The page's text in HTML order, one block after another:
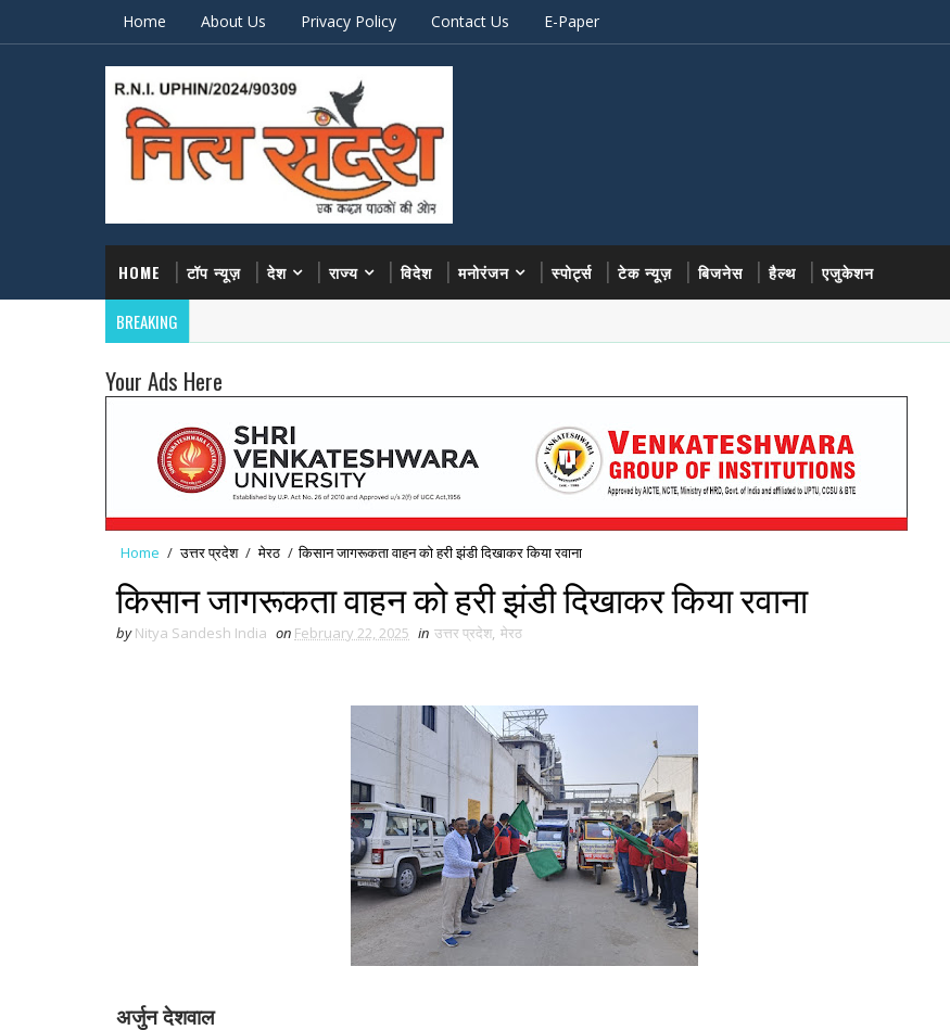
Home About Us Privacy Policy Contact Us E-Paper
HOME टॉप न्यूज़ देश राज्य विदेश मनोरंजन स्पोर्ट्स टेक न्यूज़ बिजनेस हैल्थ एजुकेशन
BREAKING
Your Ads Here
Home / उत्तर प्रदेश / मेरठ / किसान जागरूकता वाहन को हरी झंडी दिखाकर किया रवाना
किसान जागरूकता वाहन को हरी झंडी दिखाकर किया रवाना
by Nitya Sandesh India on February 22, 2025 in उत्तर प्रदेश, मेरठ
अर्जुन देशवाल